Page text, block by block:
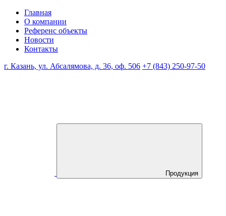
Главная
О компании
Референс объекты
Новости
Контакты
г. Казань, ул. Абсалямова, д. 36, оф. 506 +7 (843) 250-97-50
Продукция